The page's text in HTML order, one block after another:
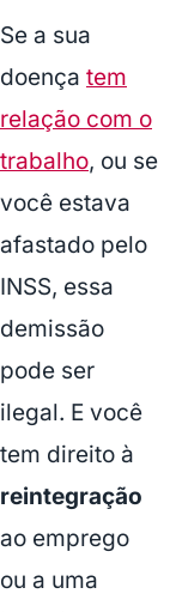
Se a sua
doença tem
relação com o
trabalho, ou se
você estava
afastado pelo
INSS, essa
demissão
pode ser
ilegal. E você
tem direito à
reintegração
ao emprego
ou a uma